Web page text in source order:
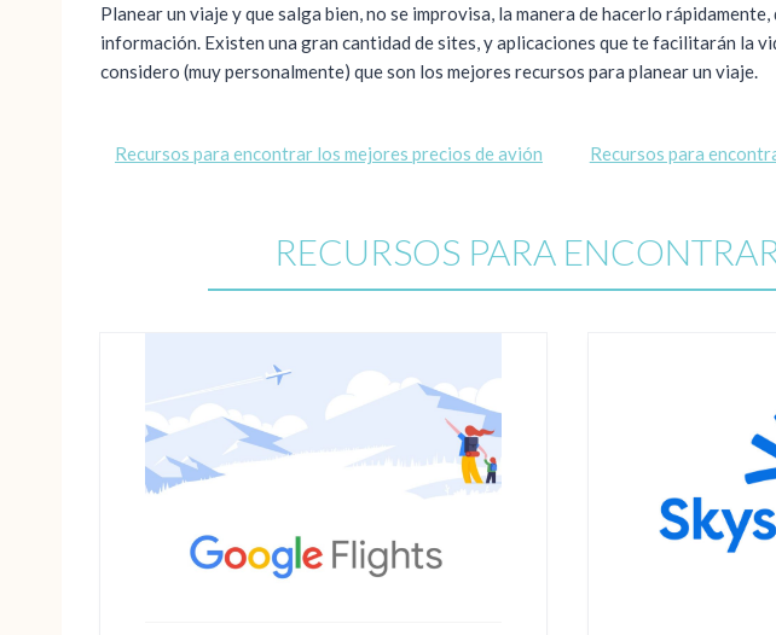
Planear un viaje y que salga bien, no se improvisa, la manera de hacerlo
información. Existen una gran cantidad de sites, y aplicaciones que te facilitarán la
considero (muy personalmente) que son los mejores recursos para planear un viaje.
Recursos para encontrar los mejores precios de avión Recursos para
RECURSOS PARA